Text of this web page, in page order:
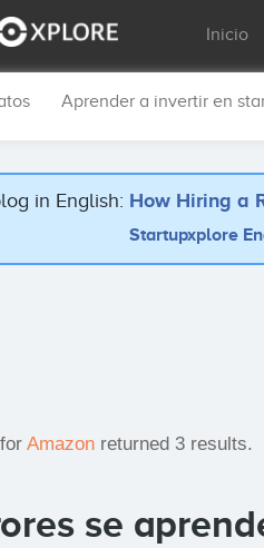
Inicio
Aprender a invertir en
in English: How Hiring a
Startupxplore
Amazon returned 3 results.
se